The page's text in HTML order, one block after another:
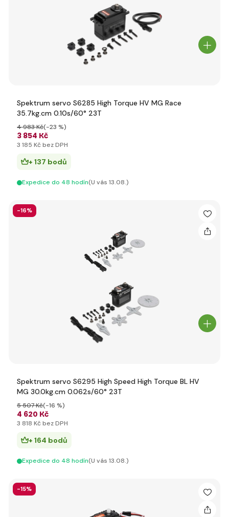
Spektrum servo S6285 High Torque HV MG Race
35.7kg.cm 0.10s/60° 23T
3 854 Kč
4 983 Kč(-23 %)
3 185 Kč bez DPH
+ 137 bodů
Expedice do 48 hodín(U vás 13.08.)
-16%
Spektrum servo S6295 High Speed High Torque BL HV
MG 30.0kg.cm 0.062s/60° 23T
4 620 Kč
5 507 Kč(-16 %)
3 818 Kč bez DPH
+ 164 bodů
Expedice do 48 hodín(U vás 13.08.)
-15%